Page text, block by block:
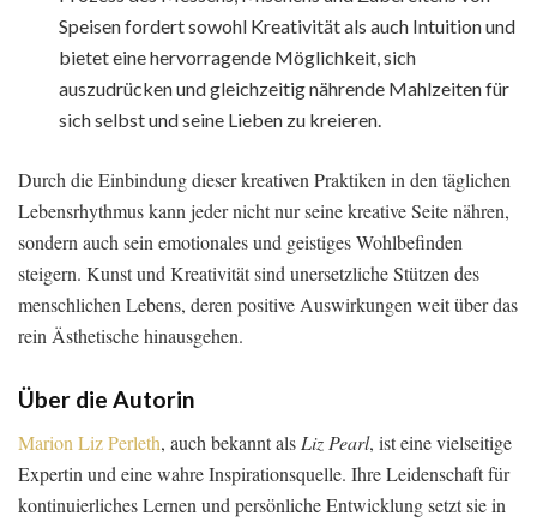
Speisen fordert sowohl Kreativität als auch Intuition und
bietet eine hervorragende Möglichkeit, sich
auszudrücken und gleichzeitig nährende Mahlzeiten für
sich selbst und seine Lieben zu kreieren.
Durch die Einbindung dieser kreativen Praktiken in den täglichen
Lebensrhythmus kann jeder nicht nur seine kreative Seite nähren,
sondern auch sein emotionales und geistiges Wohlbefinden
steigern. Kunst und Kreativität sind unersetzliche Stützen des
menschlichen Lebens, deren positive Auswirkungen weit über das
rein Ästhetische hinausgehen.
Über die Autorin
Marion Liz Perleth, auch bekannt alsLiz Pearl, ist eine vielseitige
Expertin und eine wahre Inspirationsquelle. Ihre Leidenschaft für
kontinuierliches Lernen und persönliche Entwicklung setzt sie in